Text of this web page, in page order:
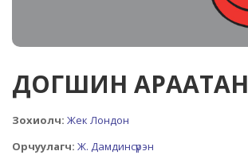
ДОГШИН АРААТАН
Зохиолч: Жек Лондон
Орчуулагч: Ж. Дамдинсүрэн